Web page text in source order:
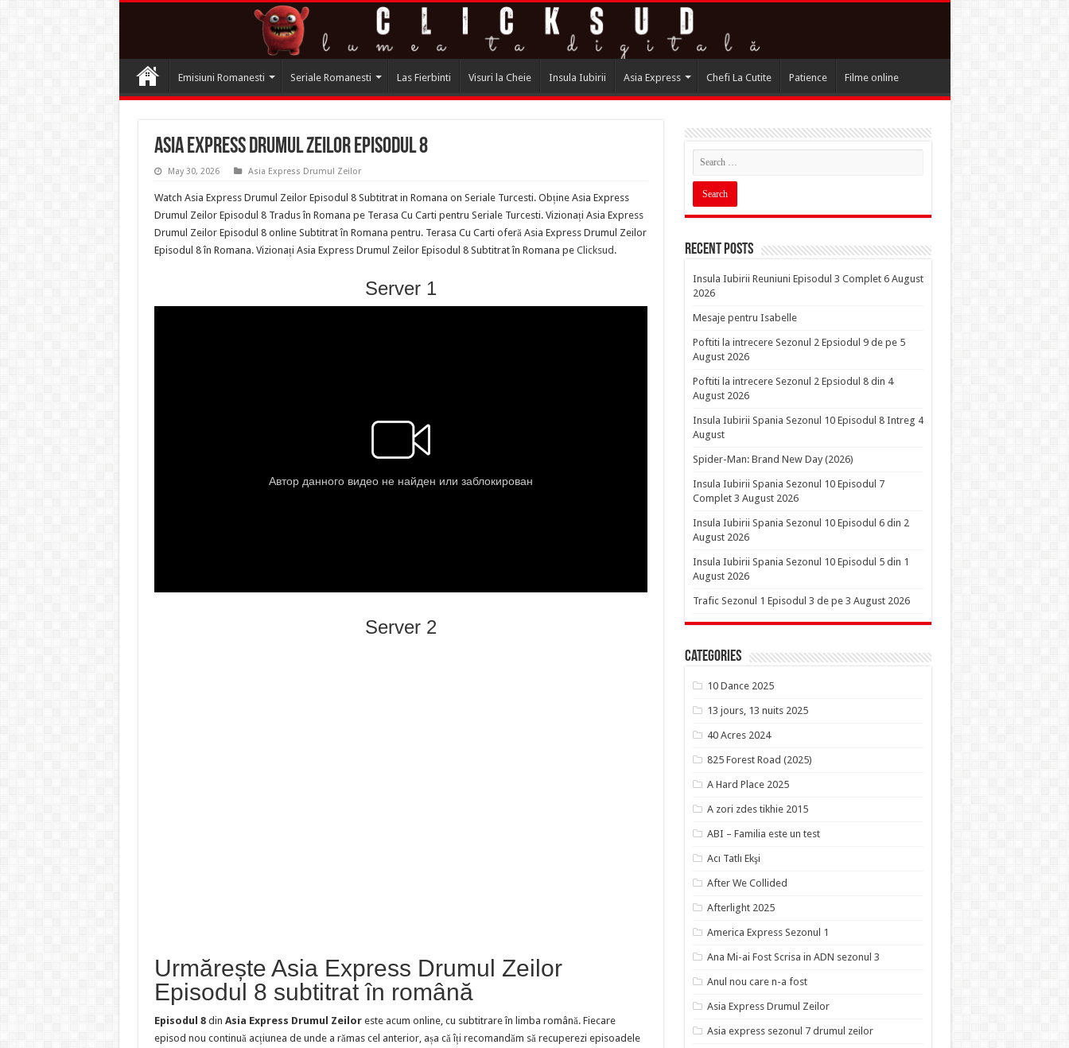
Emisiuni Romanesti Seriale Romanesti Las Fierbinti Visuri la Cheie Insula Iubirii Asia Express Chefi La Cutite Patience Filme online
Asia Express Drumul Zeilor Episodul 8
May 30, 2026 Asia Express Drumul Zeilor
Watch Asia Express Drumul Zeilor Episodul 8 Subtitrat in Romana on Seriale Turcesti. Obține Asia Express
Drumul Zeilor Episodul 8 Tradus în Romana pe Terasa Cu Carti pentru Seriale Turcesti. Vizionați Asia Express
Drumul Zeilor Episodul 8 online Subtitrat în Romana pentru. Terasa Cu Carti oferă Asia Express Drumul Zeilor
Episodul 8 în Romana. Vizionați Asia Express Drumul Zeilor Episodul 8 Subtitrat în Romana pe Clicksud .
Server 1
Server 2
Urmărește Asia Express Drumul Zeilor
Episodul 8 subtitrat în română
Episodul 8din Asia Express Drumul Zeiloreste acum online, cu subtitrare în limba română. Fiecare
episod nou continuă acțiunea de unde a rămas cel anterior, așa că îți recomandăm să recuperezi episoadele
Recent Posts
Insula Iubirii Reuniuni Episodul 3 Complet 6 August
2026
Mesaje pentru Isabelle
Poftiti la intrecere Sezonul 2 Epsiodul 9 de pe 5
August 2026
Poftiti la intrecere Sezonul 2 Epsiodul 8 din 4
August 2026
Insula Iubirii Spania Sezonul 10 Episodul 8 Intreg 4
August
Spider-Man: Brand New Day (2026)
Insula Iubirii Spania Sezonul 10 Episodul 7
Complet 3 August 2026
Insula Iubirii Spania Sezonul 10 Episodul 6 din 2
August 2026
Insula Iubirii Spania Sezonul 10 Episodul 5 din 1
August 2026
Trafic Sezonul 1 Episodul 3 de pe 3 August 2026
Categories
10 Dance 2025
13 jours, 13 nuits 2025
40 Acres 2024
825 Forest Road (2025)
A Hard Place 2025
A zori zdes tikhie 2015
ABI – Familia este un test
Acı Tatlı Ekşi
After We Collided
Afterlight 2025
America Express Sezonul 1
Ana Mi-ai Fost Scrisa in ADN sezonul 3
Anul nou care n-a fost
Asia Express Drumul Zeilor
Asia express sezonul 7 drumul zeilor